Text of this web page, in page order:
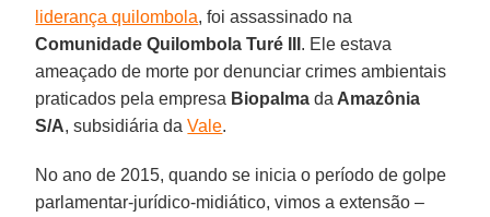
liderança quilombola, foi assassinado na
Comunidade Quilombola Turé III . Ele estava
ameaçado de morte por denunciar crimes ambientais
praticados pela empresa Biopalma da Amazônia
S/A, subsidiária daVale.
No ano de 2015, quando se inicia o período de golpe
parlamentar-jurídico-midiático, vimos a extensão –